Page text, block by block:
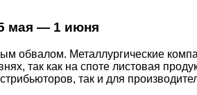
мая — 1 июня
обвалом. Металлургические
так как на споте листовая
так и для